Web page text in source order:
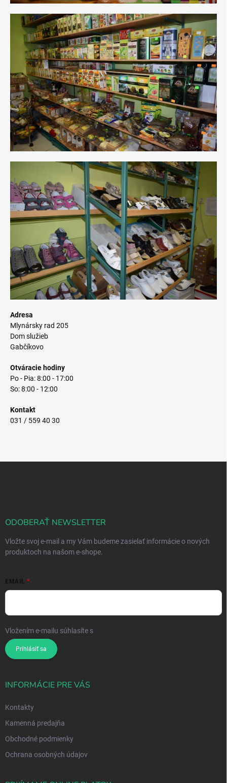
Adresa
Mlynársky rad 205
Dom služieb
Gabčíkovo
Otváracie hodiny
Po - Pia: 8:00 - 17:00
So: 8:00 - 12:00
Kontakt
031 / 559 40 30
ODOBERAŤ NEWSLETTER
Vložte svoj e-mail a my Vám budeme zasielať informácie o nových
produktoch na našom e-shope.
EMAIL
Vložením e-mailu súhlasíte s
Prihlásiť sa
INFORMÁCIE PRE VÁS
Kontakty
Kamenná predajňa
Obchodné podmienky
Ochrana osobných údajov